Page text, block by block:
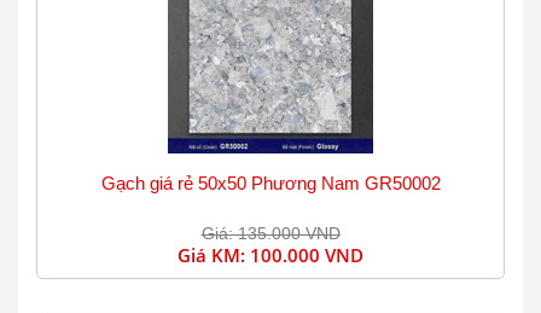
Gạch giá rẻ 50x50 Phương Nam GR50002
Giá: 135.000 VND
Giá KM: 100.000 VND